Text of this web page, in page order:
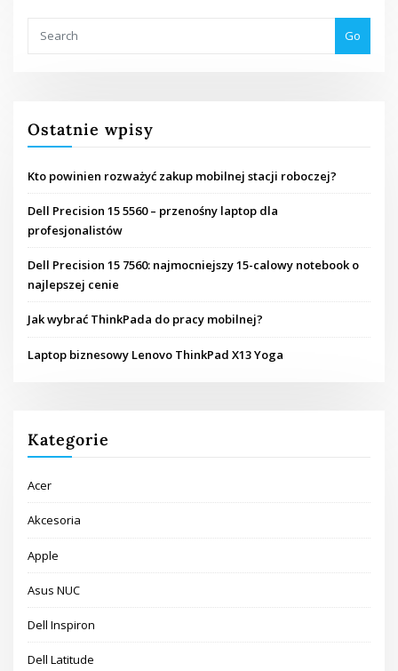
Go
Ostatnie wpisy
Kto powinien rozważyć zakup mobilnej stacji roboczej?
Dell Precision 15 5560 – przenośny laptop dla
profesjonalistów
Dell Precision 15 7560: najmocniejszy 15-calowy notebook o
najlepszej cenie
Jak wybrać ThinkPada do pracy mobilnej?
Laptop biznesowy Lenovo ThinkPad X13 Yoga
Kategorie
Acer
Akcesoria
Apple
Asus NUC
Dell Inspiron
Dell Latitude